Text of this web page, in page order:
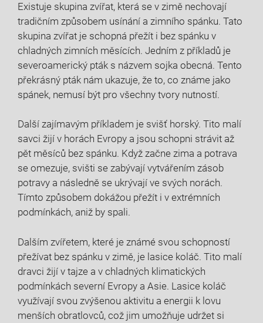
Existuje skupina zvířat, která se v zimě nechovají
tradičním způsobem usínání a zimního spánku. Tato
skupina zvířat je schopná přežít i bez spánku v
chladných zimních měsících. Jedním z příkladů je
severoamerický pták s názvem sojka obecná. Tento
překrásný pták nám ukazuje, že to, co známe jako
spánek, nemusí být pro všechny tvory nutností.
Další zajímavým příkladem je svišť horský. Tito malí
savci žijí v horách Evropy a jsou schopni strávit až
pět měsíců bez spánku. Když začne zima a potrava
se omezuje, svišti se zabývají vytvářením zásob
potravy a následně se ukrývají ve svých norách.
Tímto způsobem dokážou přežít i v extrémních
podmínkách, aniž by spali.
Dalším zvířetem, které je známé svou schopností
přežívat bez spánku v zimě, je lasice koláč. Tito malí
dravci žijí v tajze a v chladných klimatických
podmínkách severní Evropy a Asie. Lasice koláč
využívají svou zvýšenou aktivitu a energii k lovu
menších obratlovců, což jim umožňuje udržet si